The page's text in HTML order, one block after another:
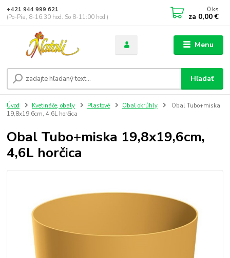
Menu
Hľadať
+421 944 999 621
(Po-Pia, 8-16:30 hod. So 8-11:00 hod.)
0 ks
za 0,00 €
Úvod Kvetináče, obaly Plastové Obal okrúhly
Obal Tubo+miska
19,8x19,6cm, 4,6L horčica
Obal Tubo+miska 19,8x19,6cm,
4,6L horčica